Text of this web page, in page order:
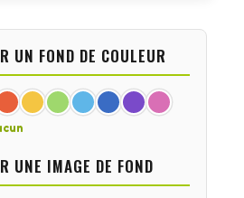
UN FOND DE COULEUR
UNE IMAGE DE FOND